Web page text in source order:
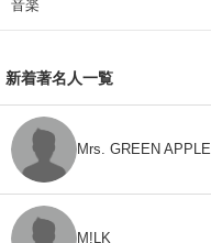
音楽
新着著名人一覧
Mrs. GREEN APPLE
M!LK